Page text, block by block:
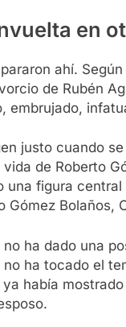
en
ahí.
de Rubén
embrujado,
justo cuando
vida de Roberto
una figura
Gómez Bolaños,
no ha dado una
ha tocado el
había